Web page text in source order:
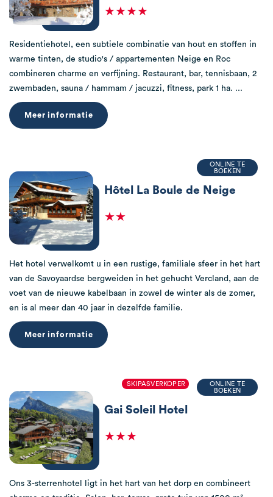
★★★★
Residentiehotel, een subtiele combinatie van hout en stoffen in
warme tinten, de studio's / appartementen Neige en Roc
combineren charme en verfijning. Restaurant, bar, tennisbaan, 2
zwembaden, sauna / hammam / jacuzzi, fitness, park 1 ha. ...
Meer informatie
Hôtel La Boule de Neige
ONLINE TE
BOEKEN
★★
Het hotel verwelkomt u in een rustige, familiale sfeer in het hart
van de Savoyaardse bergweiden in het gehucht Vercland, aan de
voet van de nieuwe kabelbaan in zowel de winter als de zomer,
en is al meer dan 40 jaar in dezelfde familie.
Meer informatie
Gai Soleil Hotel
ONLINE TE
BOEKEN
SKIPASVERKOPER
★★★
Ons 3-sterrenhotel ligt in het hart van het dorp en combineert